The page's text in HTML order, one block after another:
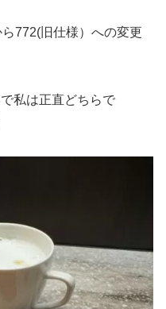
772(旧仕様）への変更
私は正直どちらで